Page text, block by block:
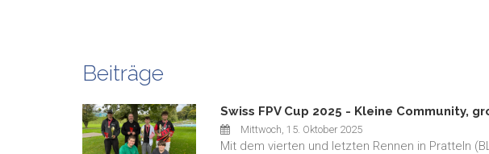
Beiträge
Swiss FPV Cup 2025 - Kleine Community,
Mittwoch, 15. Oktober 2025
Mit dem vierten und letzten Rennen in Pratteln